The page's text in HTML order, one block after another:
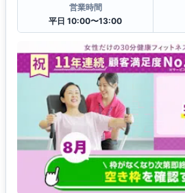
営業時間
平日 10:00〜13:00